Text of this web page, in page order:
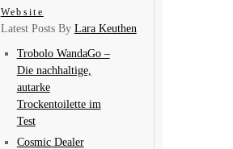
Website
Latest Posts By Lara Keuthen
Trobolo WandaGo –
Die nachhaltige,
autarke
Trockentoilette im
Test
Cosmic Dealer